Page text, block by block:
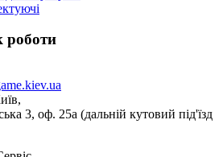
роботи
3, оф. 25а (дальній кутовий під'їзд